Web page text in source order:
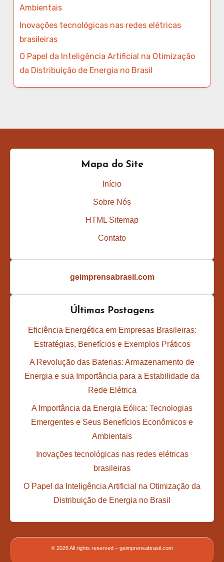
Ambientais
Inovações tecnológicas nas redes elétricas
brasileiras
O Papel da Inteligência Artificial na Otimização
da Distribuição de Energia no Brasil
Mapa do Site
Início
Sobre Nós
HTML Sitemap
Contato
geimprensabrasil.com
Últimas Postagens
Eficiência Energética em Empresas Brasileiras:
Estratégias, Benefícios e Exemplos Práticos
A Revolução das Baterias: Armazenamento de
Energia e sua Importância para a Estabilidade da
Rede Elétrica
A Importância da Energia Eólica: Tecnologias
Emergentes e Seus Benefícios Econômicos e
Ambientais
Inovações tecnológicas nas redes elétricas
brasileiras
O Papel da Inteligência Artificial na Otimização da
Distribuição de Energia no Brasil
© 2026 All rights reserved – geimprensabrasil.com